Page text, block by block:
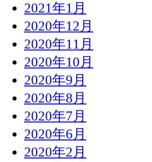
2021年1月
2020年12月
2020年11月
2020年10月
2020年9月
2020年8月
2020年7月
2020年6月
2020年2月